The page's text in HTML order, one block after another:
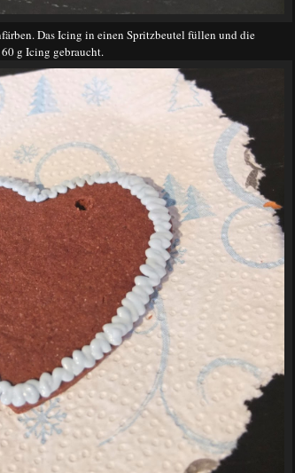
Das Icing in einen Spritzbeutel füllen und die
g Icing gebraucht.